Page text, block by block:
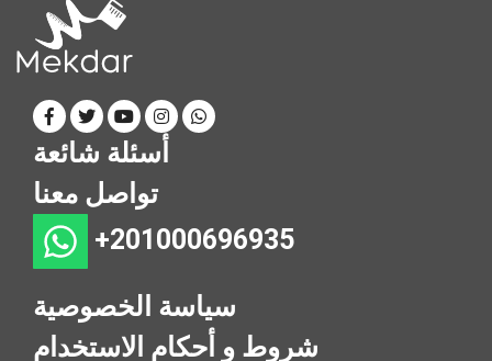
أسئلة شائعة
تواصل معنا
+201000696935
سياسة الخصوصية
شروط و أحكام الاستخدام